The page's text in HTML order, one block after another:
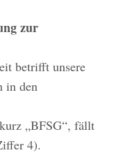
zur
betrifft unsere
in den
„BFSG“, fällt
4).